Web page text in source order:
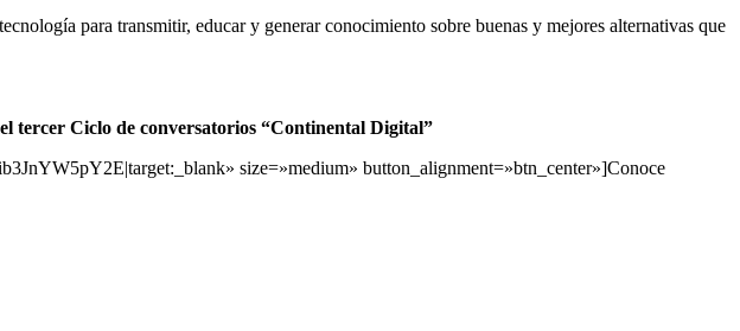
para transmitir, educar y generar conocimiento sobre buenas y mejores alternativas que
tercer Ciclo de conversatorios “Continental Digital”
size=»medium» button_alignment=»btn_center»]Conoce